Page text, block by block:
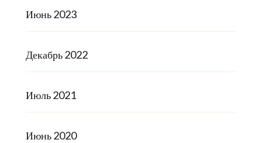
Июнь 2023
Декабрь 2022
Июль 2021
Июнь 2020